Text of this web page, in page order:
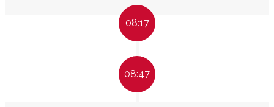
08:17
08:47